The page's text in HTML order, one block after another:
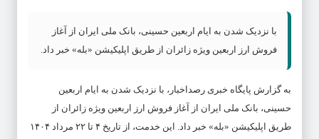
با نزدیک شدن به ایام اربعین حسینی، بانک ملی ایران از آغاز
فروش ارز اربعین ویژه زائران از طریق اپلیکیشن «بله» خبر داد.
به گزارش پایگاه خبری رصداخبار، با نزدیک شدن به ایام اربعین
حسینی، بانک ملی ایران از آغاز فروش ارز اربعین ویژه زائران از
طریق اپلیکیشن «بله» خبر داد. این خدمت، از تاریخ ۴ تا ۲۲ مرداد ۱۴۰۴